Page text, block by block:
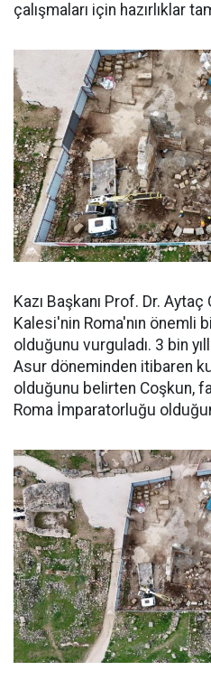
çalışmaları için hazırlıklar
Kazı Başkanı Prof. Dr.
Kalesi'nin Roma'nın önemli
olduğunu vurguladı. 3 bin
Asur döneminden itibaren
olduğunu belirten Coşkun,
Roma İmparatorluğu